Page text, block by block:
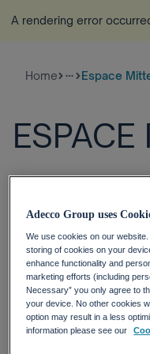
A rendering error
Home more_horiz Espace
Anzahl
Mittelland
Zürich, 6. April 2018
Frühling 2018 auf
schwächer
zeigt die
Market Index der
Adecco Group uses
We use cookies on our
storing of cookies on your
enhance functionality and
marketing efforts (including
Necessary” you only agree to
your device. No other cookies
option may result in a less
information please see our